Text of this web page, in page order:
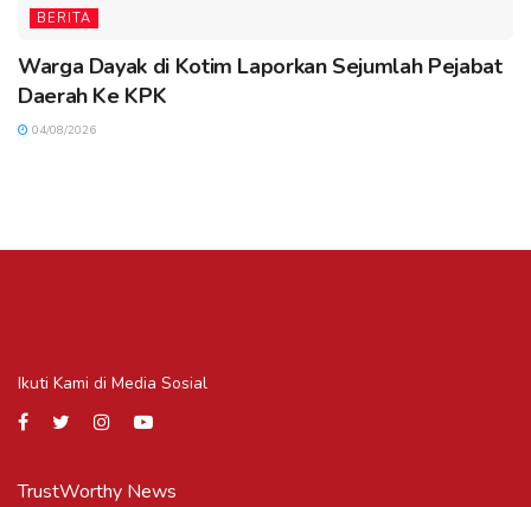
BERITA
Warga Dayak di Kotim Laporkan Sejumlah Pejabat
Daerah Ke KPK
04/08/2026
Ikuti Kami di Media Sosial
TrustWorthy News